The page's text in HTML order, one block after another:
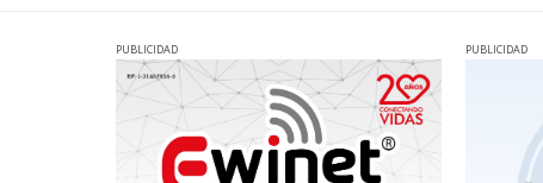
PUBLICIDAD PUBLICIDAD